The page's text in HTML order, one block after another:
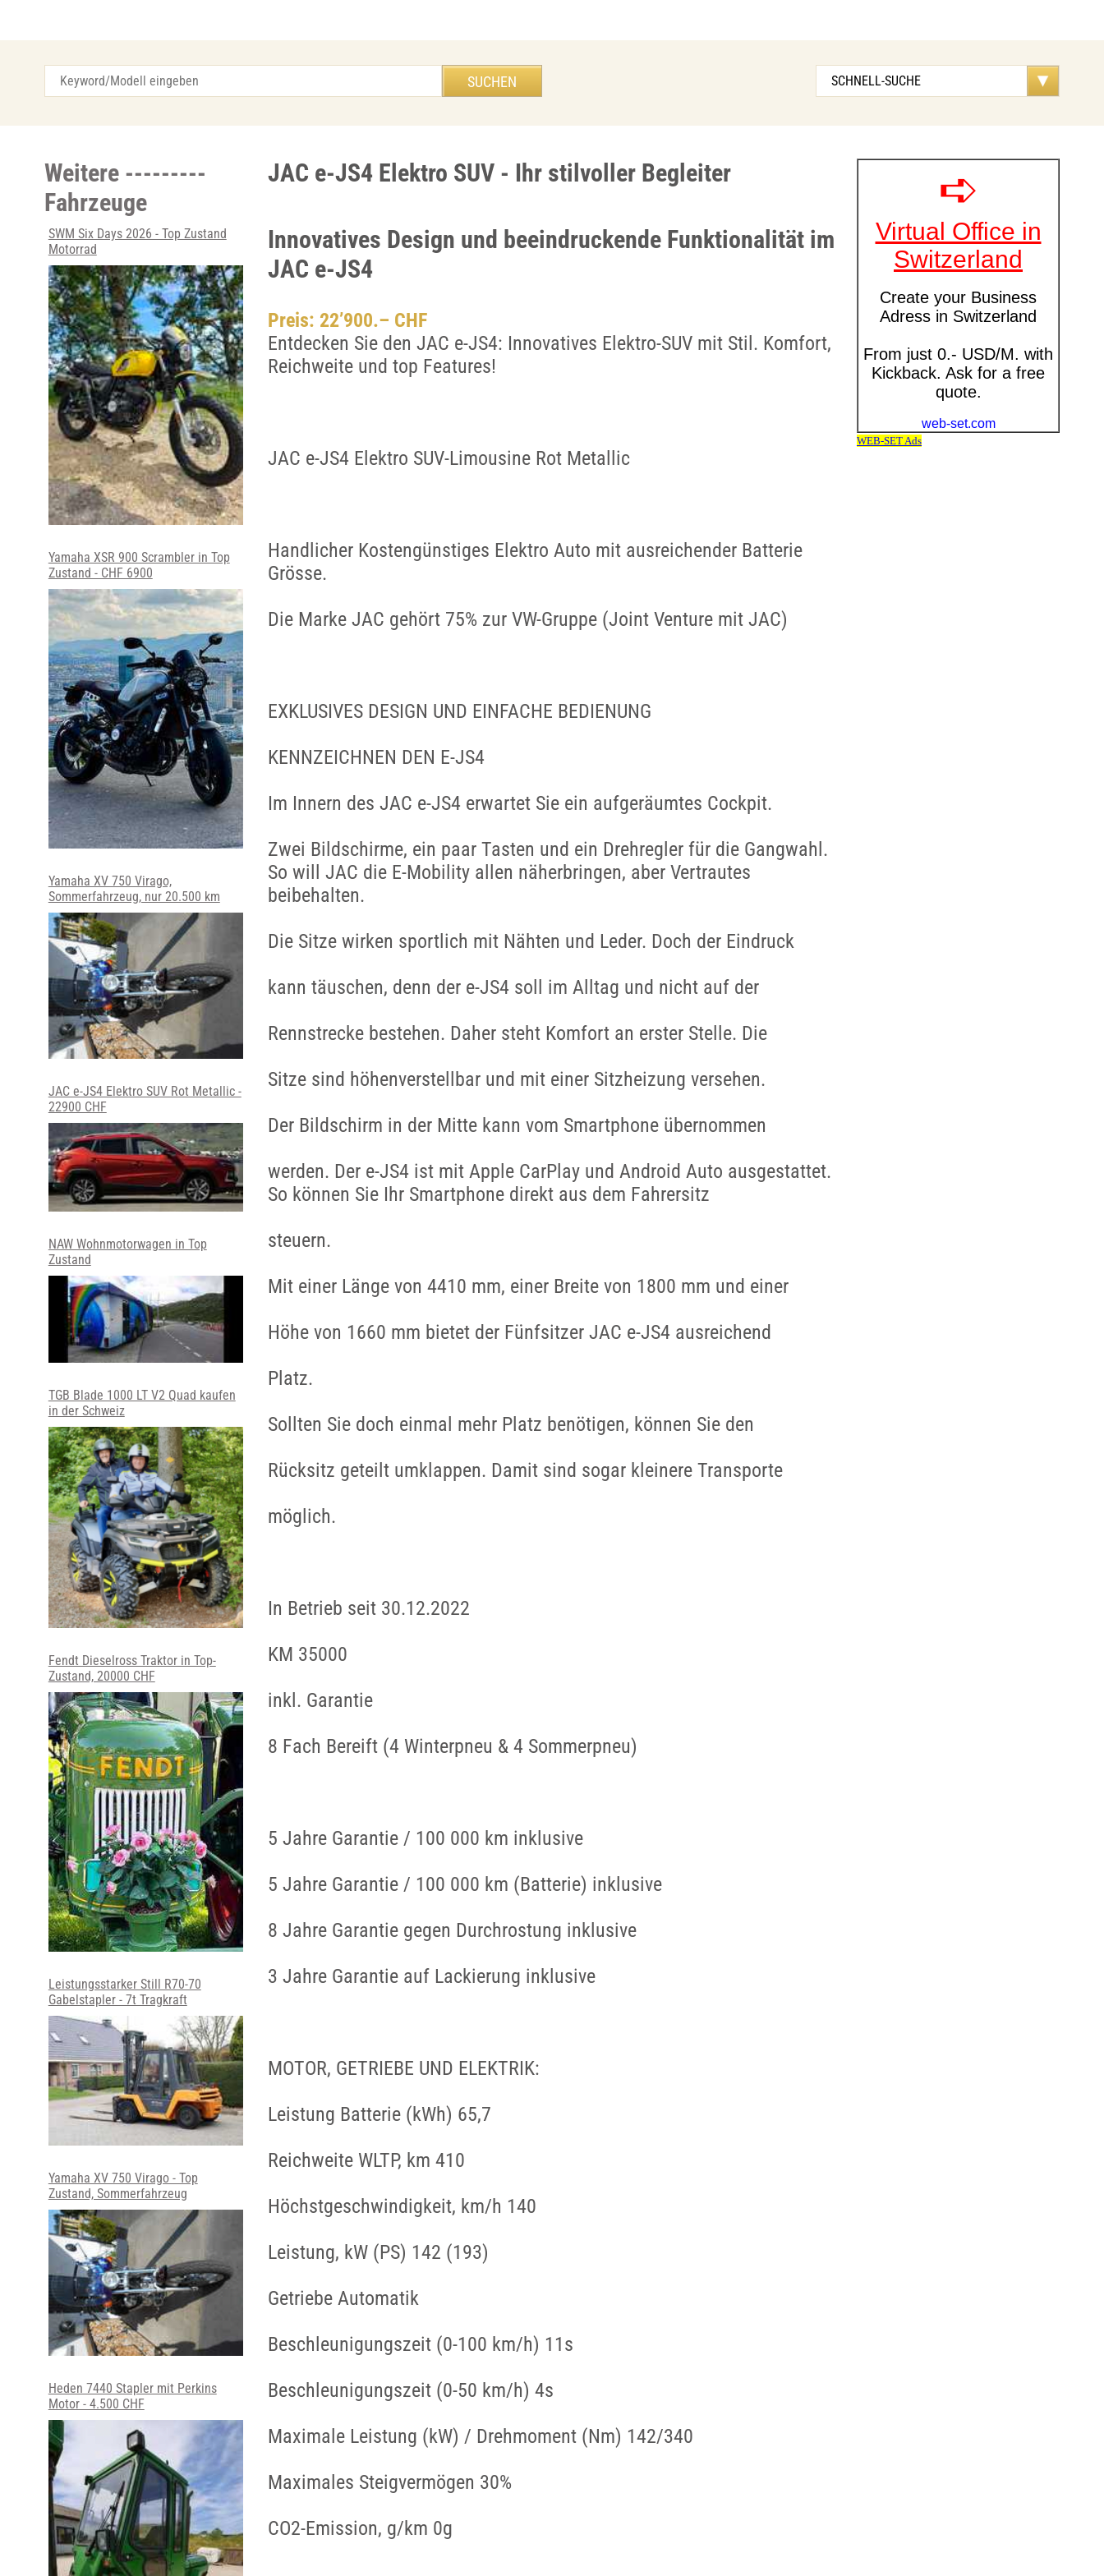
JAC e-JS4 Elektro SUV - Ihr stilvoller Begleiter
Innovatives Design und beeindruckende Funktionalität im
JAC e-JS4
Preis: 22’900.– CHF
Entdecken Sie den JAC e-JS4: Innovatives Elektro-SUV mit Stil. Komfort,
Reichweite und top Features!
JAC e-JS4 Elektro SUV-Limousine Rot Metallic
Handlicher Kostengünstiges Elektro Auto mit ausreichender Batterie
Grösse.
Die Marke JAC gehört 75% zur VW-Gruppe (Joint Venture mit JAC)
EXKLUSIVES DESIGN UND EINFACHE BEDIENUNG
KENNZEICHNEN DEN E-JS4
Im Innern des JAC e-JS4 erwartet Sie ein aufgeräumtes Cockpit.
Zwei Bildschirme, ein paar Tasten und ein Drehregler für die Gangwahl.
So will JAC die E-Mobility allen näherbringen, aber Vertrautes
beibehalten.
Die Sitze wirken sportlich mit Nähten und Leder. Doch der Eindruck
kann täuschen, denn der e-JS4 soll im Alltag und nicht auf der
Rennstrecke bestehen. Daher steht Komfort an erster Stelle. Die
Sitze sind höhenverstellbar und mit einer Sitzheizung versehen.
Der Bildschirm in der Mitte kann vom Smartphone übernommen
werden. Der e-JS4 ist mit Apple CarPlay und Android Auto ausgestattet.
So können Sie Ihr Smartphone direkt aus dem Fahrersitz
steuern.
Mit einer Länge von 4410 mm, einer Breite von 1800 mm und einer
Höhe von 1660 mm bietet der Fünfsitzer JAC e-JS4 ausreichend
Platz.
Sollten Sie doch einmal mehr Platz benötigen, können Sie den
Rücksitz geteilt umklappen. Damit sind sogar kleinere Transporte
möglich.
In Betrieb seit 30.12.2022
KM 35000
inkl. Garantie
8 Fach Bereift (4 Winterpneu & 4 Sommerpneu)
5 Jahre Garantie / 100 000 km inklusive
5 Jahre Garantie / 100 000 km (Batterie) inklusive
8 Jahre Garantie gegen Durchrostung inklusive
3 Jahre Garantie auf Lackierung inklusive
MOTOR, GETRIEBE UND ELEKTRIK:
Leistung Batterie (kWh) 65,7
Reichweite WLTP, km 410
Höchstgeschwindigkeit, km/h 140
Leistung, kW (PS) 142 (193)
Getriebe Automatik
Beschleunigungszeit (0-100 km/h) 11s
Beschleunigungszeit (0-50 km/h) 4s
Maximale Leistung (kW) / Drehmoment (Nm) 142/340
Maximales Steigvermögen 30%
CO2-Emission, g/km 0g
Weitere ---------
Fahrzeuge
SWM Six Days 2026 - Top Zustand
Motorrad
Yamaha XSR 900 Scrambler in Top
Zustand - CHF 6900
Yamaha XV 750 Virago,
Sommerfahrzeug, nur 20.500 km
JAC e-JS4 Elektro SUV Rot Metallic -
22900 CHF
NAW Wohnmotorwagen in Top
Zustand
TGB Blade 1000 LT V2 Quad kaufen
in der Schweiz
Fendt Dieselross Traktor in Top-
Zustand, 20000 CHF
Leistungsstarker Still R70-70
Gabelstapler - 7t Tragkraft
Yamaha XV 750 Virago - Top
Zustand, Sommerfahrzeug
Heden 7440 Stapler mit Perkins
Motor - 4.500 CHF